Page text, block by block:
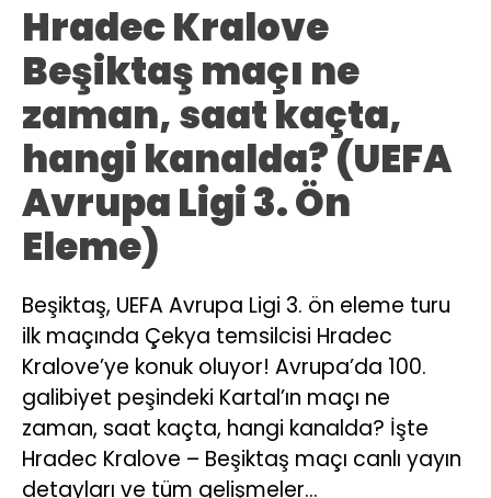
Hradec Kralove
Beşiktaş maçı ne
zaman, saat kaçta,
hangi kanalda? (UEFA
Avrupa Ligi 3. Ön
Eleme)
Beşiktaş, UEFA Avrupa Ligi 3. ön eleme turu
ilk maçında Çekya temsilcisi Hradec
Kralove’ye konuk oluyor! Avrupa’da 100.
galibiyet peşindeki Kartal’ın maçı ne
zaman, saat kaçta, hangi kanalda? İşte
Hradec Kralove – Beşiktaş maçı canlı yayın
detayları ve tüm gelişmeler…